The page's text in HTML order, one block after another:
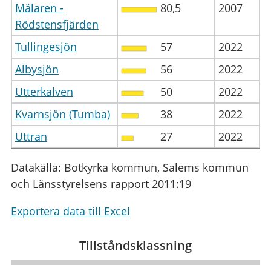
Mälaren -
Rödstensfjärden
80,5 2007
Tullingesjön 57
2022
Albysjön
56
2022
Utterkalven
50
2022
Kvarnsjön (Tumba)
38
2022
Uttran
27 2022
Datakälla: Botkyrka kommun, Salems kommun
och Länsstyrelsens rapport 2011:19
Exportera data till Excel
Tillståndsklassning